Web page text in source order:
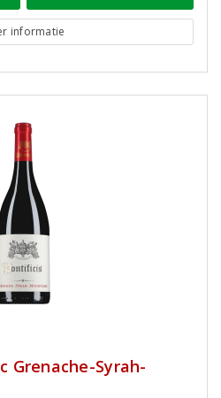
informatie
Grenache-Syrah-